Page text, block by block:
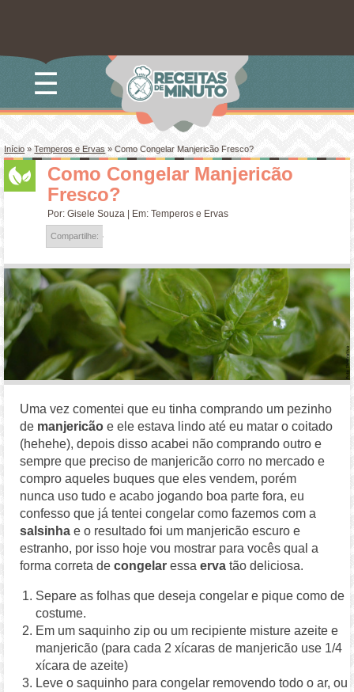
☰
Início»Temperos e Ervas »Como Congelar Manjericão Fresco?
Como Congelar Manjericão
Fresco?
Por:Gisele Souza | Em:Temperos e Ervas
Compartilhe:
Uma vez comentei que eu tinha comprando um pezinho
de manjericão e ele estava lindo até eu matar o coitado
(hehehe), depois disso acabei não comprando outro e
sempre que preciso de manjericão corro no mercado e
compro aqueles buques que eles vendem, porém
nunca uso tudo e acabo jogando boa parte fora, eu
confesso que já tentei congelar como fazemos com a
salsinha e o resultado foi um manjericão escuro e
estranho, por isso hoje vou mostrar para vocês qual a
forma correta decongelar essaerva tão deliciosa.
Separe as folhas que deseja congelar e pique como de
costume.
Em um saquinho zip ou um recipiente misture azeite e
manjericão (para cada 2 xícaras de manjericão use 1/4
xícara de azeite)
Leve o saquinho para congelar removendo todo o ar, ou